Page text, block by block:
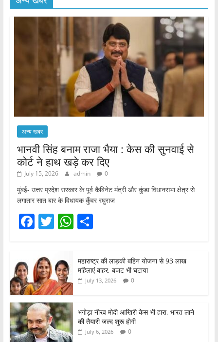
अन्य खबर
भानवी सिंह बनाम राजा भैया : केस की सुनवाई से
कोर्ट ने हाथ खड़े कर दिए
July 15, 2026 admin 0
मुंबई- उत्तर प्रदेश सरकार के पूर्व कैबिनेट मंत्री और कुंडा विधानसभा क्षेत्र से
लगातार सात बार के विधायक कुँवर रघुराज
F
c
e
b
o
o
k
T
er
W
s
A
p
S
ar
e
महाराष्ट्र की लाड़की बहिन योजना से 93 लाख
महिलाएं बाहर, बजट भी घटाया
July 13, 2026 0
भगोड़ा नीरव मोदी आखिरी केस भी हारा, भारत लाने
की तैयारी जल्द शुरू होगी
July 6, 2026 0